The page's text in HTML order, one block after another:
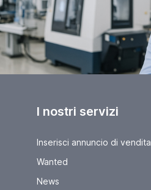
I nostri servizi
Inserisci annuncio di vendita
Wanted
News